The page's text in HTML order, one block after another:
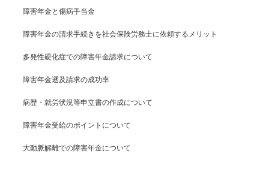
障害年金と傷病手当金
障害年金の請求手続きを社会保険労務士に依頼するメリット
多発性硬化症での障害年金請求について
障害年金遡及請求の成功率
病歴・就労状況等申立書の作成について
障害年金受給のポイントについて
大動脈解離での障害年金について